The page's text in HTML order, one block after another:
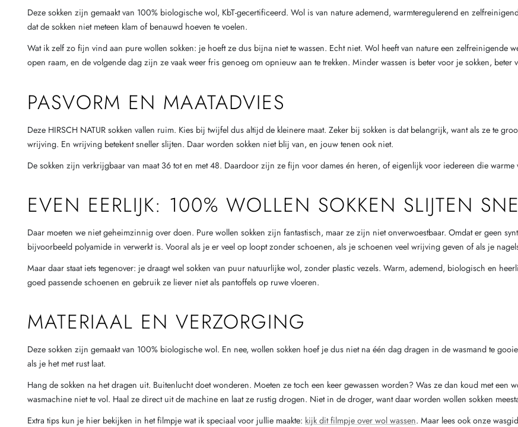
Deze sokken zijn gemaakt van 100% biologische wol, KbT-gecertificeerd. Wol is van nature ademend, warmteregulerend en
dat de sokken niet meteen klam of benauwd hoeven te voelen.
Wat ik zelf zo fijn vind aan pure wollen sokken: je hoeft ze dus bijna niet te wassen. Echt niet. Wol heeft van nature een zelfreinigende
open raam, en de volgende dag zijn ze vaak weer fris genoeg om opnieuw aan te trekken. Minder wassen is beter voor je sokken,
PASVORM EN MAATADVIES
Deze HIRSCH NATUR sokken vallen ruim. Kies bij twijfel dus altijd de kleinere maat. Zeker bij sokken is dat belangrijk, want als ze te
wrijving. En wrijving betekent sneller slijten. Daar worden sokken niet blij van, en jouw tenen ook niet.
De sokken zijn verkrijgbaar van maat 36 tot en met 48. Daardoor zijn ze fijn voor dames én heren, of eigenlijk voor iedereen die
EVEN EERLIJK: 100% WOLLEN SOKKEN SLIJTEN
Daar moeten we niet geheimzinnig over doen. Pure wollen sokken zijn fantastisch, maar ze zijn niet onverwoestbaar. Omdat er geen
bijvoorbeeld polyamide in verwerkt is. Vooral als je er veel op loopt zonder schoenen, als je schoenen veel wrijving geven of als je
Maar daar staat iets tegenover: je draagt wel sokken van puur natuurlijke wol, zonder plastic vezels. Warm, ademend, biologisch en
goed passende schoenen en gebruik ze liever niet als pantoffels op ruwe vloeren.
MATERIAAL EN VERZORGING
Deze sokken zijn gemaakt van 100% biologische wol. En nee, wollen sokken hoef je dus niet na één dag dragen in de wasmand te
als je het met rust laat.
Hang de sokken na het dragen uit. Buitenlucht doet wonderen. Moeten ze toch een keer gewassen worden? Was ze dan koud met een
wasmachine niet te vol. Haal ze direct uit de machine en laat ze rustig drogen. Niet in de droger, want daar worden wollen sokken
Extra tips kun je hier bekijken in het filmpje wat ik speciaal voor jullie maakte: kijk dit filmpje over wol wassen. Maar lees ook onze